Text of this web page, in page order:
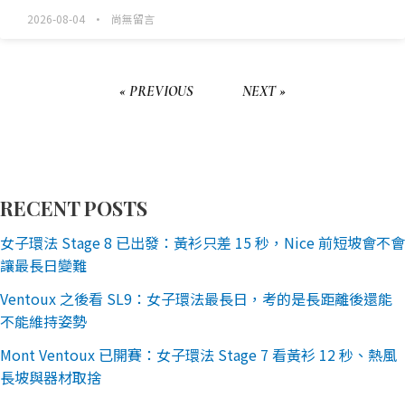
2026-08-04 尚無留言
« PREVIOUS NEXT »
RECENT POSTS
女子環法 Stage 8 已出發：黃衫只差 15 秒，Nice 前短坡會不會
讓最長日變難
Ventoux 之後看 SL9：女子環法最長日，考的是長距離後還能
不能維持姿勢
Mont Ventoux 已開賽：女子環法 Stage 7 看黃衫 12 秒、熱風
長坡與器材取捨